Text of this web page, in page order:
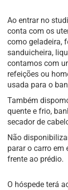
Ao entrar no
conta com os
como geladeira,
sanduicheira,
contamos com
refeições ou
usada para o
Também
quente e frio,
secador de
Não
parar o carro em
frente ao prédio.
O hóspede terá